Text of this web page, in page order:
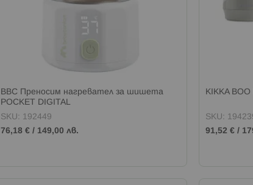
BBC Преносим нагревател за шишета
POCKET DIGITAL
SKU: 192449
76,18 € / 149,00 лв.
KIKKA
SKU:
91,52 € /